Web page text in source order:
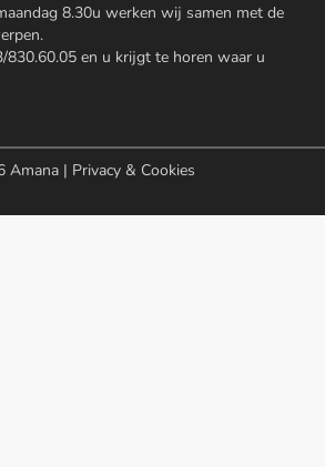
8.30u werken wij samen met de
830.60.05 en u krijgt te horen waar u
Amana | Privacy & Cookies